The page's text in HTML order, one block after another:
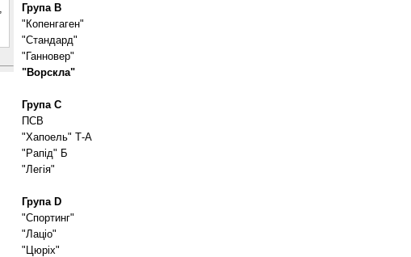
Група B
"Копенгаген"
"Стандард"
"Ганновер"
"Ворскла"
Група C
ПСВ
"Хапоель" Т-А
"Рапід" Б
"Легія"
Група D
"Спортинг"
"Лаціо"
"Цюріх"